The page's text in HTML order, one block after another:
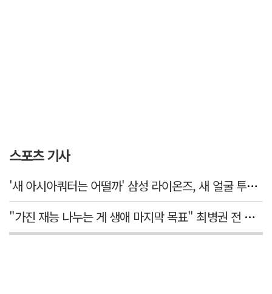
스포츠 기사
'새 아시아쿼터는 어떨까' 삼성 라이온즈, 새 얼굴 투수 미야모리 영입
"가진 재능 나누는 게 생애 마지막 목표" 최병권 전 대구체고 복싱 감독